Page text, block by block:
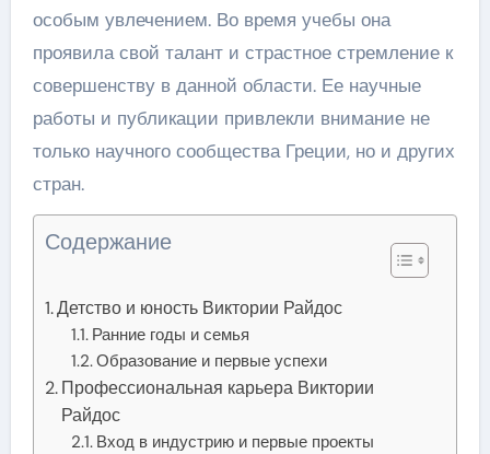
особым увлечением. Во время учебы она
проявила свой талант и страстное стремление к
совершенству в данной области. Ее научные
работы и публикации привлекли внимание не
только научного сообщества Греции, но и других
стран.
Содержание
Детство и юность Виктории Райдос
Ранние годы и семья
Образование и первые успехи
Профессиональная карьера Виктории
Райдос
Вход в индустрию и первые проекты